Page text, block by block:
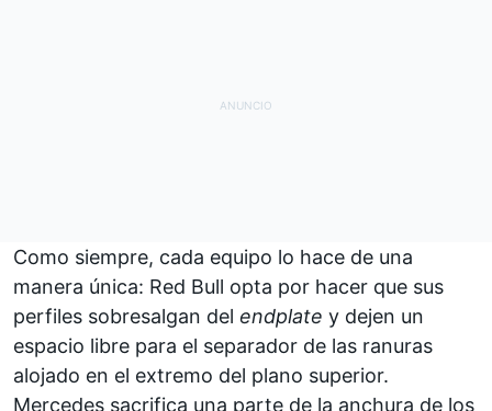
Como siempre, cada equipo lo hace de una
manera única: Red Bull opta por hacer que sus
perfiles sobresalgan del endplate y dejen un
espacio libre para el separador de las ranuras
alojado en el extremo del plano superior.
Mercedes sacrifica una parte de la anchura de los